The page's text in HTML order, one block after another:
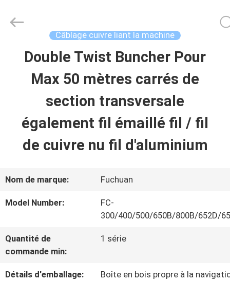
ACCUEIL
PRODUITS
VIDÉOS
À
PROPOS
Fuchuan
Câblage cuivre liant la machine
Double Twist Buncher Pour
Max 50 mètres carrés de
section transversale
également fil émaillé fil / fil
de cuivre nu fil d'aluminium
Nom de marque: Fuchuan
Model Number:
FC-
300/400/500/650B/800B/652D/
Quantité de
commande min:
1 série
Détails d'emballage: Boîte en bois propre à la